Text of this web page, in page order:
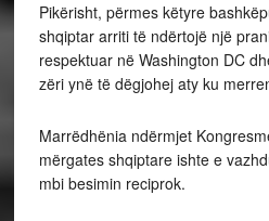
Pikërisht, përmes këtyre
shqiptar arriti të ndërtojë një
respektuar në Washington DC
zëri ynë të dëgjohej aty ku
Marrëdhënia ndërmjet
mërgates shqiptare ishte e
mbi besimin reciprok.